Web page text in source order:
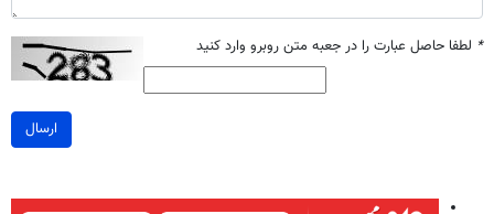
* لطفا حاصل عبارت را در جعبه متن روبرو وارد کنید
ارسال